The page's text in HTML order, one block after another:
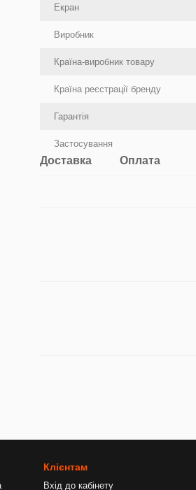
Екран
Виробник
Країна-виробник товару
Країна реєстрації бренду
Гарантія
Застосування
Доставка Оплата
Клієнтам
Вхід до кабінету